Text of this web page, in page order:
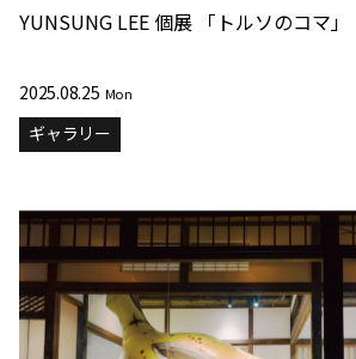
YUNSUNG LEE 個展 「トルソのコマ」
2025.08.25 Mon
ギャラリー